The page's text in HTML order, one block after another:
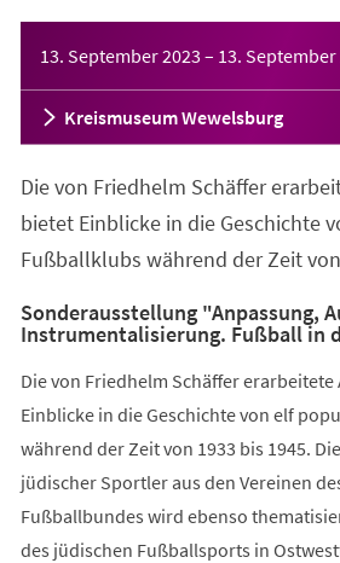
13. September 2023 – 13. September
Kreismuseum Wewelsburg
Die von Friedhelm Schäffer
bietet Einblicke in die Geschichte
Fußballklubs während der Zeit
Sonderausstellung "Anpassung,
Instrumentalisierung. Fußball in
Die von Friedhelm Schäffer
Einblicke in die Geschichte von elf
während der Zeit von 1933 bis 1945.
jüdischer Sportler aus den Vereinen
Fußballbundes wird ebenso
des jüdischen Fußballsports in